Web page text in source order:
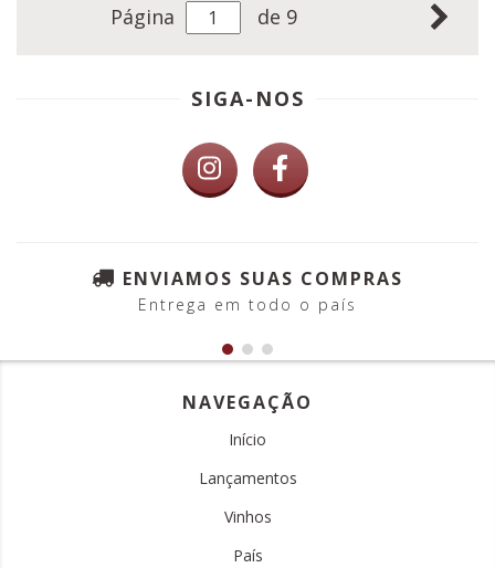
Página de 9
SIGA-NOS
ENVIAMOS SUAS COMPRAS
Entrega em todo o país
NAVEGAÇÃO
Início
Lançamentos
Vinhos
País